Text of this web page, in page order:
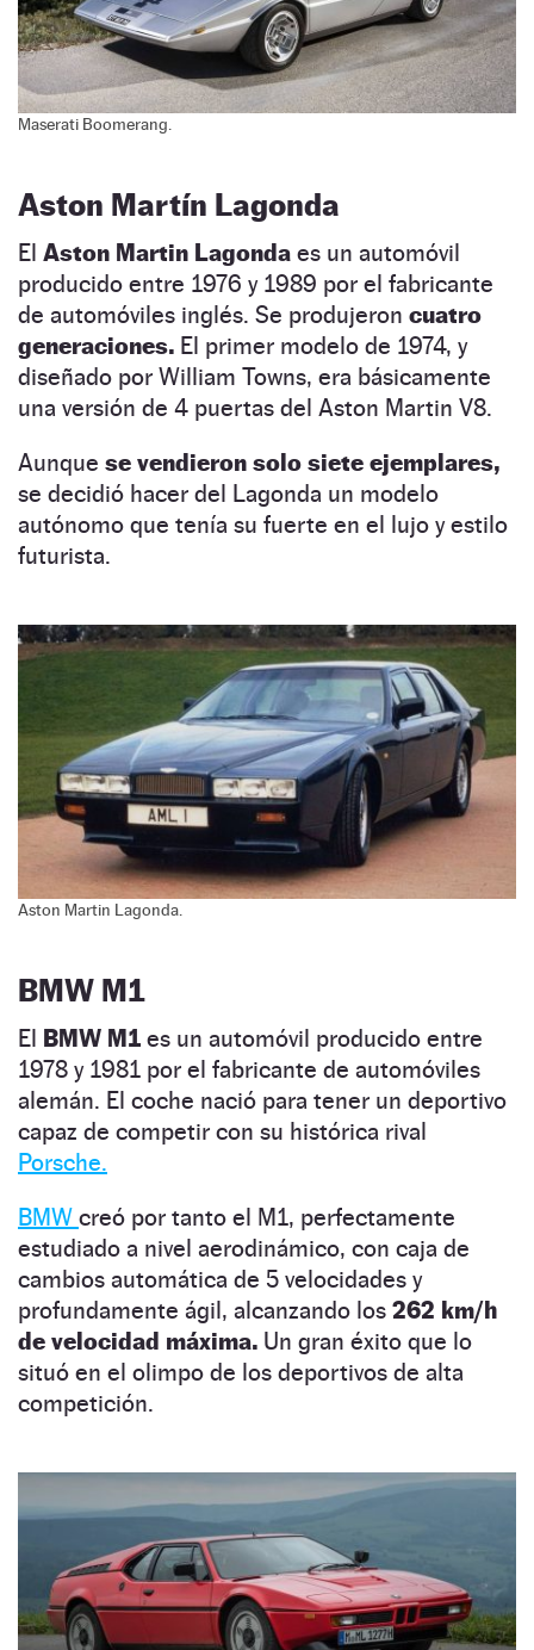
Maserati Boomerang.
Aston Martín Lagonda
El Aston Martin Lagonda es un automóvil
producido entre 1976 y 1989 por el fabricante
de automóviles inglés. Se produjeron cuatro
generaciones. El primer modelo de 1974, y
diseñado por William Towns, era básicamente
una versión de 4 puertas del Aston Martin V8.
Aunque se vendieron solo siete ejemplares,
se decidió hacer del Lagonda un modelo
autónomo que tenía su fuerte en el lujo y estilo
futurista.
Aston Martin Lagonda.
BMW M1
El BMW M1 es un automóvil producido entre
1978 y 1981 por el fabricante de automóviles
alemán. El coche nació para tener un deportivo
capaz de competir con su histórica rival
Porsche.
BMW creó por tanto el M1, perfectamente
estudiado a nivel aerodinámico, con caja de
cambios automática de 5 velocidades y
profundamente ágil, alcanzando los 262 km/h
de velocidad máxima. Un gran éxito que lo
situó en el olimpo de los deportivos de alta
competición.